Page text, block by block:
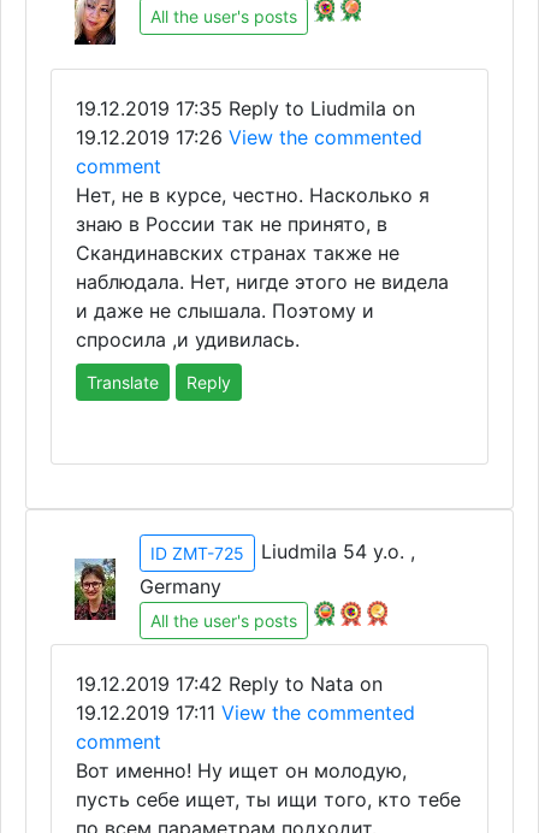
All the user's posts
19.12.2019 17:35 Reply to Liudmila on
19.12.2019 17:26 View the commented
comment
Нет, не в курсе, честно. Насколько я
знаю в России так не принято, в
Скандинавских странах также не
наблюдала. Нет, нигде этого не видела
и даже не слышала. Поэтому и
спросила ,и удивилась.
Translate Reply
ID ZMT-725
Liudmila 54 y.o. ,
Germany
All the user's posts
19.12.2019 17:42 Reply to Nata on
19.12.2019 17:11 View the commented
comment
Вот именно! Ну ищет он молодую,
пусть себе ищет, ты ищи того, кто тебе
по всем параметрам подходит.